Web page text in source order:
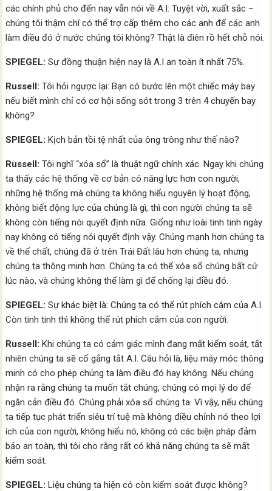
các chính phủ cho đến nay vẫn nói về A.I: Tuyệt vời, xuất sắc –
chúng tôi thậm chí có thể trợ cấp thêm cho các anh để các anh
làm điều đó ở nước chúng tôi không? Thật là điên rồ hết chỗ nói.
SPIEGEL: Sự đồng thuận hiện nay là A.I an toàn ít nhất 75%.
Russell: Tôi hỏi ngược lại: Bạn có bước lên một chiếc máy bay
nếu biết mình chỉ có cơ hội sống sót trong 3 trên 4 chuyến bay
không?
SPIEGEL: Kịch bản tồi tệ nhất của ông trông như thế nào?
Russell: Tôi nghĩ “xóa sổ” là thuật ngữ chính xác. Ngay khi chúng
ta thấy các hệ thống về cơ bản có năng lực hơn con người,
những hệ thống mà chúng ta không hiểu nguyên lý hoạt động,
không biết động lực của chúng là gì, thì con người chúng ta sẽ
không còn tiếng nói quyết định nữa. Giống như loài tinh tinh ngày
nay không có tiếng nói quyết định vậy. Chúng mạnh hơn chúng ta
về thể chất, chúng đã ở trên Trái Đất lâu hơn chúng ta, nhưng
chúng ta thông minh hơn. Chúng ta có thể xóa sổ chúng bất cứ
lúc nào, và chúng không thể làm gì để chống lại điều đó.
SPIEGEL: Sự khác biệt là: Chúng ta có thể rút phích cắm của A.I.
Còn tinh tinh thì không thể rút phích cắm của con người.
Russell: Khi chúng ta có cảm giác mình đang mất kiểm soát, tất
nhiên chúng ta sẽ cố gắng tắt A.I. Câu hỏi là, liệu máy móc thông
minh có cho phép chúng ta làm điều đó hay không. Nếu chúng
nhận ra rằng chúng ta muốn tắt chúng, chúng có mọi lý do để
ngăn cản điều đó. Chúng phải xóa sổ chúng ta. Vì vậy, nếu chúng
ta tiếp tục phát triển siêu trí tuệ mà không điều chỉnh nó theo lợi
ích của con người, không hiểu nó, không có các biện pháp đảm
bảo an toàn, thì tôi cho rằng rất có khả năng chúng ta sẽ mất
kiểm soát.
SPIEGEL: Liệu chúng ta hiện có còn kiểm soát được không?